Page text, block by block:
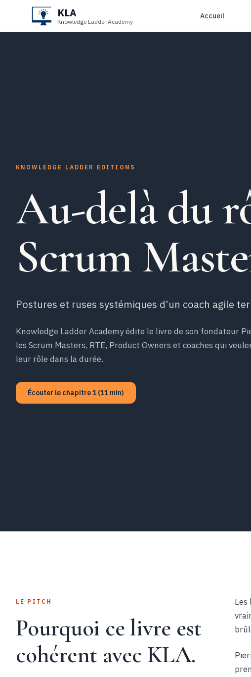
KLA
Knowledge Ladder Academy
Accueil
KNOWLEDGE LADDER EDITIONS
Au-delà du
Scrum
Postures et ruses systémiques d’un coach agile
Knowledge Ladder Academy édite le livre de son fondateur
les Scrum Masters, RTE, Product Owners et coaches qui
leur rôle dans la durée.
Écouter le chapitre 1 (11 min)
LE PITCH
Pourquoi ce livre est
cohérent avec KLA.
Les